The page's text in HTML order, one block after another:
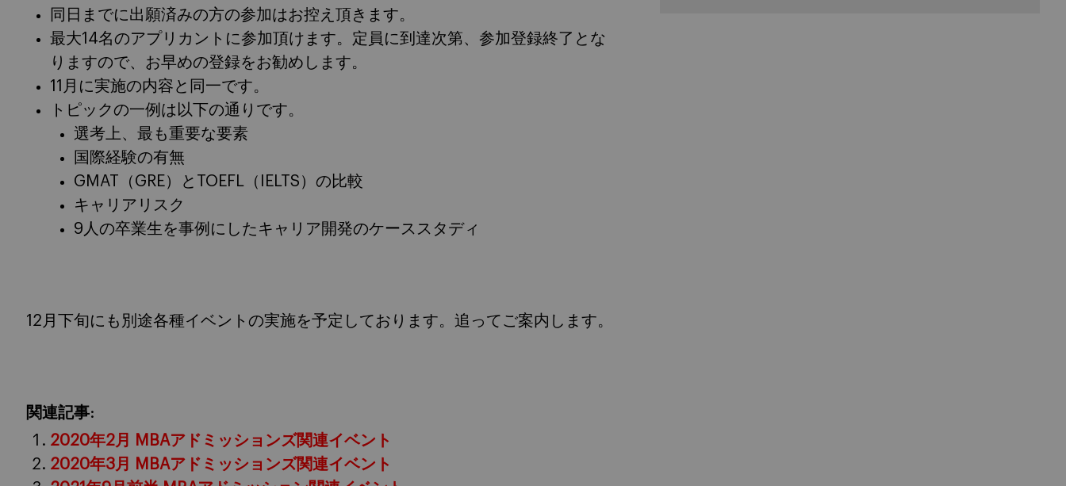
同日までに出願済みの方の参加はお控え頂きます。
最大14名のアプリカントに参加頂けます。定員に到達次第、参加登録終了とな
りますので、お早めの登録をお勧めします。
11月に実施の内容と同一です。
トピックの一例は以下の通りです。
選考上、最も重要な要素
国際経験の有無
GMAT（GRE）とTOEFL（IELTS）の比較
キャリアリスク
9人の卒業生を事例にしたキャリア開発のケーススタディ
12月下旬にも別途各種イベントの実施を予定しております。追ってご案内します。
関連記事:
2020年2月 MBAアドミッションズ関連イベント
2020年3月 MBAアドミッションズ関連イベント